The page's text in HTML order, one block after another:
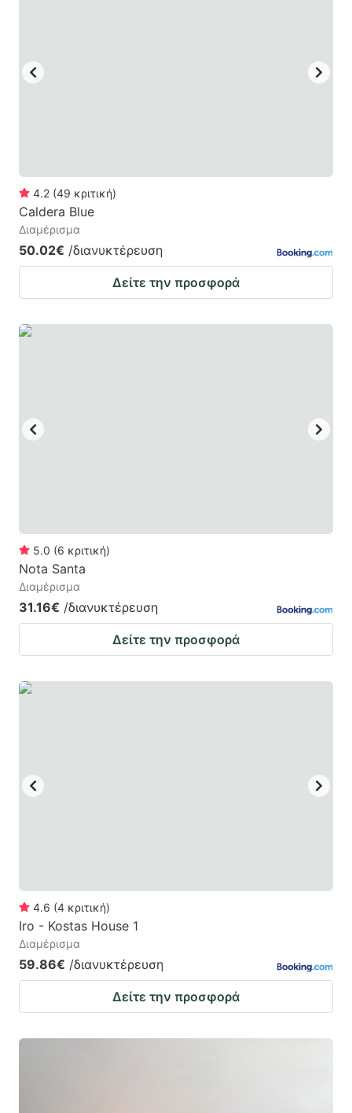
4.2 (49 κριτική)
Caldera Blue
Διαμέρισμα
50.02€ /διανυκτέρευση
Δείτε την προσφορά
5.0 (6 κριτική)
Nota Santa
Διαμέρισμα
31.16€ /διανυκτέρευση
Δείτε την προσφορά
4.6 (4 κριτική)
Iro - Kostas House 1
Διαμέρισμα
59.86€ /διανυκτέρευση
Δείτε την προσφορά